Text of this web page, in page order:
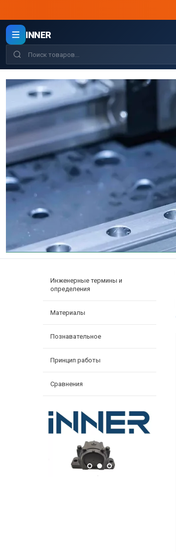
INNER
Инженерные термины и
определения
Материалы
Познавательное
Принцип работы
Сравнения